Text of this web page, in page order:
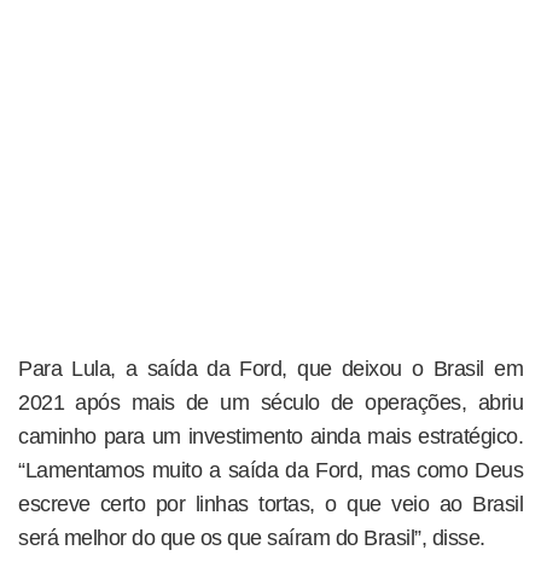
Para Lula, a saída da Ford, que deixou o Brasil em
2021 após mais de um século de operações, abriu
caminho para um investimento ainda mais estratégico.
“Lamentamos muito a saída da Ford, mas como Deus
escreve certo por linhas tortas, o que veio ao Brasil
será melhor do que os que saíram do Brasil”, disse.